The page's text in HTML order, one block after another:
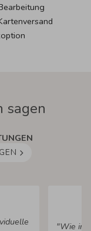
sagen
"Wie